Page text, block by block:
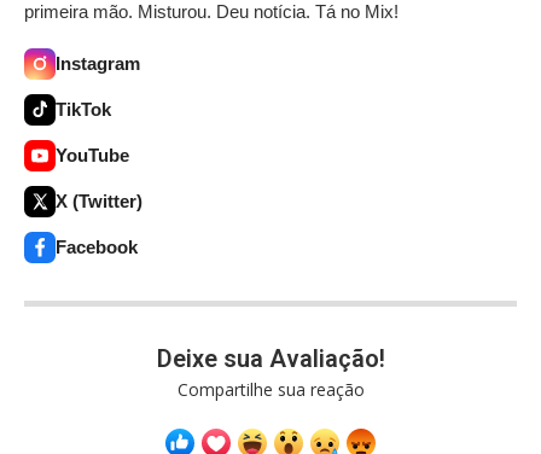
primeira mão. Misturou. Deu notícia. Tá no Mix!
Instagram
TikTok
YouTube
X (Twitter)
Facebook
Deixe sua Avaliação!
Compartilhe sua reação